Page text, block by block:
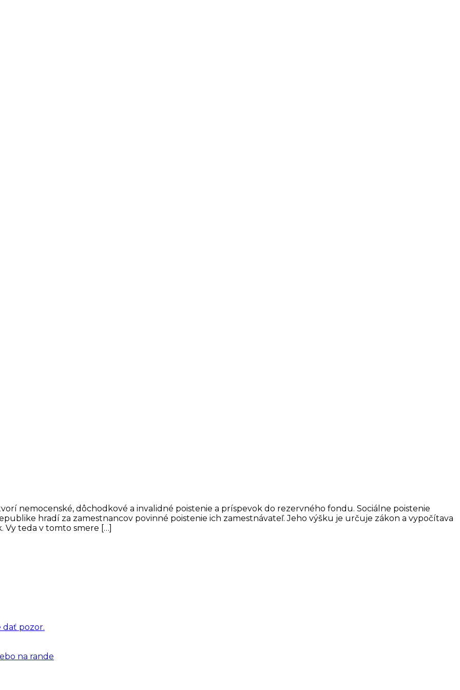
nemocenské, dôchodkové a invalidné poistenie a príspevok do rezervného fondu. Sociálne poistenie
hradí za zamestnancov povinné poistenie ich zamestnávateľ. Jeho výšku je určuje zákon a vypočítava
Vy teda v tomto smere […]
dať pozor.
na rande